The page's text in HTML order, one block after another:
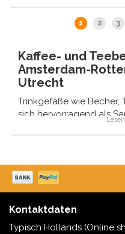
1 2 3
Kaffee- und
Amsterdam-
Utrecht
Trinkgefäße wie Becher,
sich hervorragend als
Artikel an Werktagen
in Delfter Blau-
Kontaktdaten
Typisch Hollands (Online